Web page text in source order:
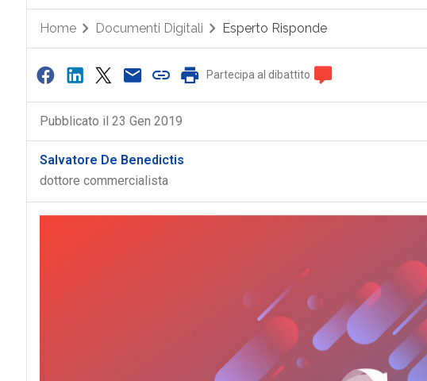
Home Documenti Digitali Esperto Risponde
Partecipa al dibattito
Pubblicato il 23 Gen 2019
Salvatore De Benedictis
dottore commercialista